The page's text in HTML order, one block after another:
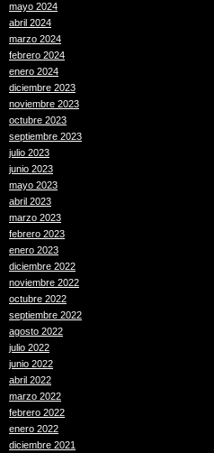
mayo 2024
abril 2024
marzo 2024
febrero 2024
enero 2024
diciembre 2023
noviembre 2023
octubre 2023
septiembre 2023
julio 2023
junio 2023
mayo 2023
abril 2023
marzo 2023
febrero 2023
enero 2023
diciembre 2022
noviembre 2022
octubre 2022
septiembre 2022
agosto 2022
julio 2022
junio 2022
abril 2022
marzo 2022
febrero 2022
enero 2022
diciembre 2021